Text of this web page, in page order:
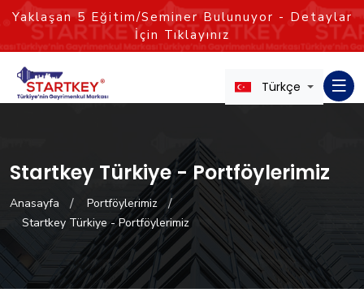
Yaklaşan5Eğitim/Seminer Bulunuyor - Detaylar
İçin Tıklayınız
Türkçe
Startkey Türkiye - Portföylerimiz
Anasayfa
Portföylerimiz
Startkey Türkiye - Portföylerimiz